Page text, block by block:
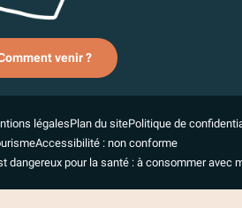
venir ?
légalesPlan du sitePolitique de
Accessibilité : non conforme
dangereux pour la santé : à consommer avec